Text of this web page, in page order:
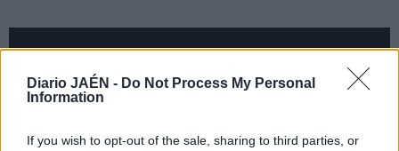
Diario JAÉN - Do Not Process My Personal
Information
If you wish to opt-out of the sale, sharing to third parties, or